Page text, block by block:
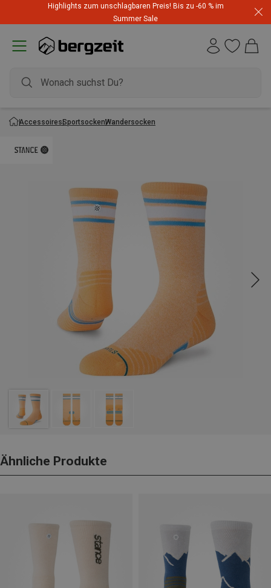
Highlights zum unschlagbaren Preis! Bis zu -60 % im
Summer Sale
AccessoiresSportsockenWandersocken
Ähnliche Produkte